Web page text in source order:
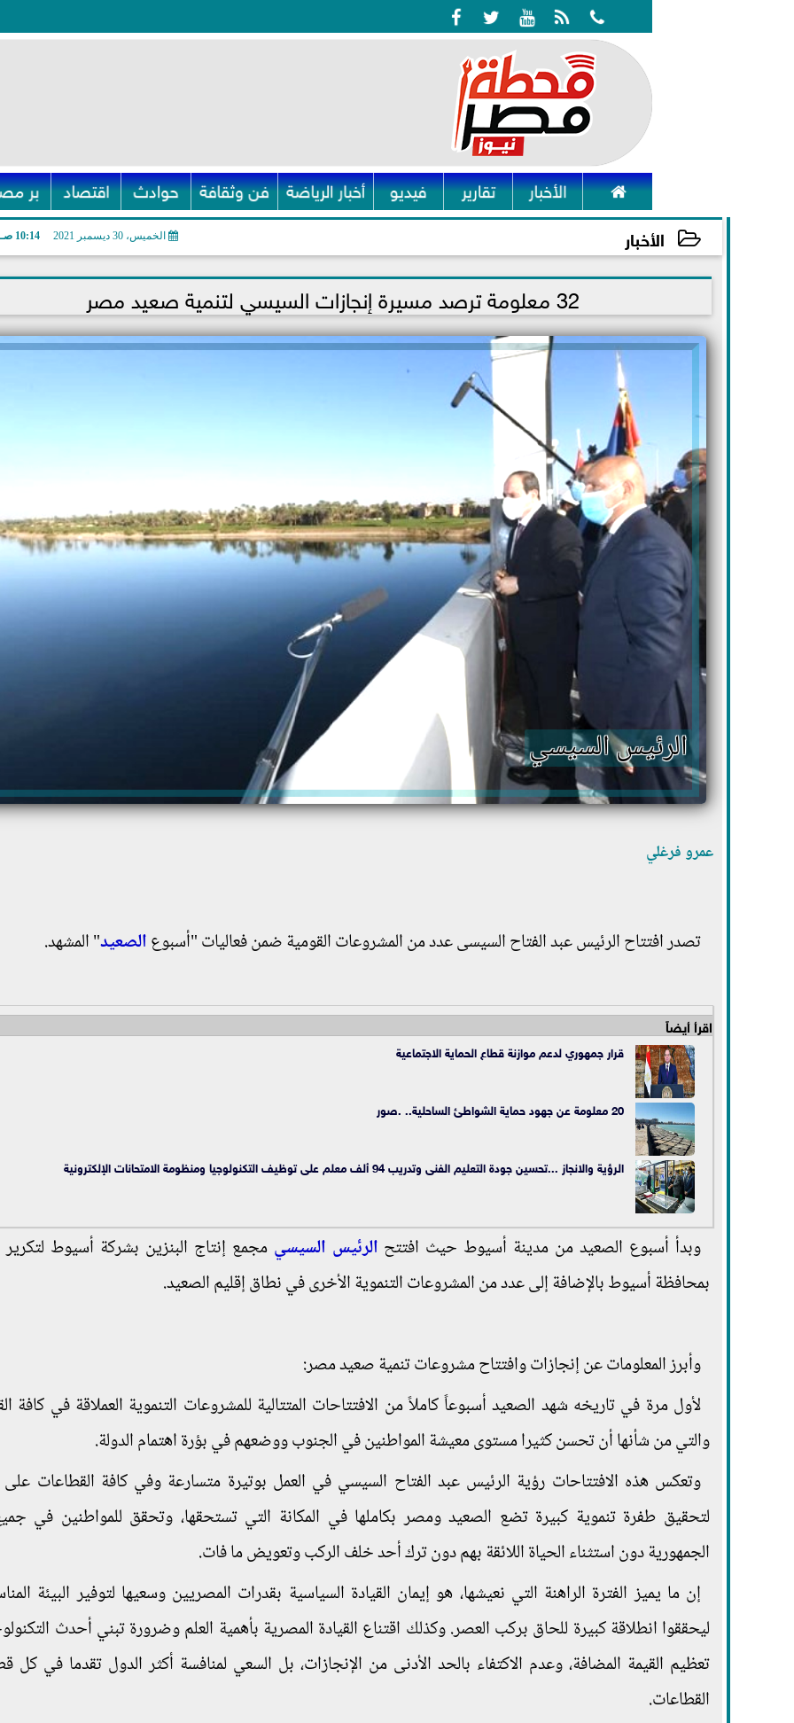
    
 الأخبار تقارير فيديو أخبار الرياضة فن وثقافة حوادث اقتصاد بر
الأخبار الخميس، 30 ديسمبر 2021 10:14 صـ
2021-12-30 10:14:30 32 معلومة ترصد مسيرة إنجازات السيسي لتنمية صعيد مصر
الرئيس السيسي
عمرو فرغلي
تصدر افتتاح الرئيس عبد الفتاح السيسى عدد من المشروعات القومية ضمن فعاليات "أسبوعالصعيد" المشهد.
اقرأ أيضاً
قرار جمهوري لدعم موازنة قطاع الحماية الاجتماعية
20 معلومة عن جهود حماية الشواطئ الساحلية.. .صور
الرؤية والانجاز ...تحسين جودة التعليم الفنى وتدريب 94 ألف معلم على توظيف التكنولوجيا ومنظومة الامتحانات الإلكترونية
وبدأ أسبوع الصعيد من مدينة أسيوط حيث افتتح الرئيس السيسي مجمع إنتاج البنزين بشركة أسيوط لتكرير
بمحافظة أسيوط بالإضافة إلى عدد من المشروعات التنموية الأخرى في نطاق إقليم الصعيد.
وأبرز المعلومات عن إنجازات وافتتاح مشروعات تنمية صعيد مصر:
لأول مرة في تاريخه شهد الصعيد أسبوعاً كاملاً من الافتتاحات المتتالية للمشروعات التنموية العملاقة في كافة
والتي من شأنها أن تحسن كثيرا مستوى معيشة المواطنين في الجنوب ووضعهم في بؤرة اهتمام الدولة.
وتعكس هذه الافتتاحات رؤية الرئيس عبد الفتاح السيسي في العمل بوتيرة متسارعة وفي كافة القطاعات على
لتحقيق طفرة تنموية كبيرة تضع الصعيد ومصر بكاملها في المكانة التي تستحقها، وتحقق للمواطنين في
الجمهورية دون استثناء الحياة اللائقة بهم دون ترك أحد خلف الركب وتعويض ما فات.
إن ما يميز الفترة الراهنة التي نعيشها، هو إيمان القيادة السياسية بقدرات المصريين وسعيها لتوفير البيئة
ليحققوا انطلاقة كبيرة للحاق بركب العصر. وكذلك اقتناع القيادة المصرية بأهمية العلم وضرورة تبني أحدث
تعظيم القيمة المضافة، وعدم الاكتفاء بالحد الأدنى من الإنجازات، بل السعي لمنافسة أكثر الدول تقدما في كل
القطاعات.